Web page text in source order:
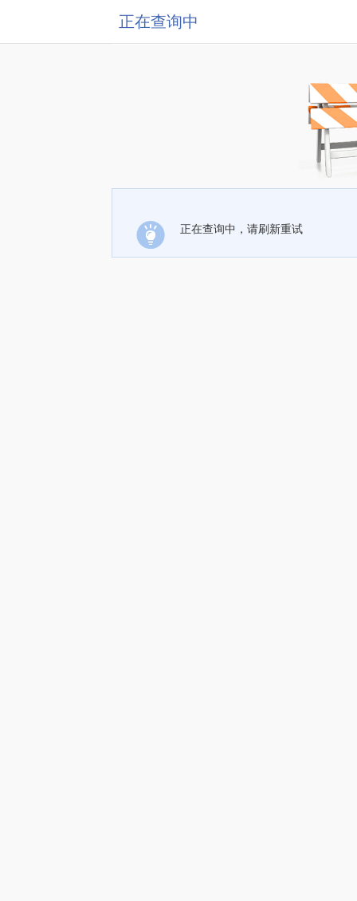
正在查询中
正在查询中，请刷新重试